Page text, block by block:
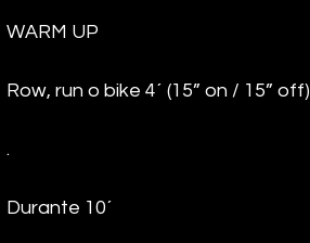
WARM UP
Row, run o bike 4´ (15” on / 15” off)
.
Durante 10´